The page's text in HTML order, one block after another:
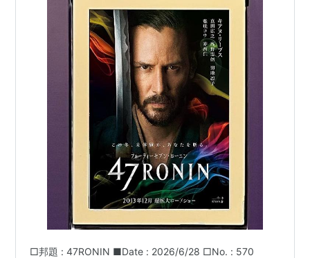
□邦題 : 47RONIN ■Date : 2026/6/28 □No. : 570